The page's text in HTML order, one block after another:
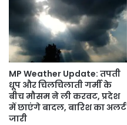
MP Weather Update: तपती
धूप और चिलचिलाती गर्मी के
बीच मौसम ने ली करवट, प्रदेश
में छाएंगे बादल, बारिश का अलर्ट
जारी